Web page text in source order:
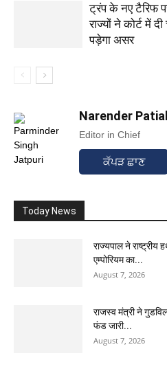
ट्रंप के नए टैरिफ
राज्यों ने कोर्ट में
पड़ेगा असर
Narender Patial
Editor in Chief
ਕੱਪੜ ਛਾਣ
Today News
राज्यपाल ने राष्ट्रीय
एम्पोरियम का...
August 7, 2026
राजस्व मंत्री ने
फंड जारी...
August 7, 2026